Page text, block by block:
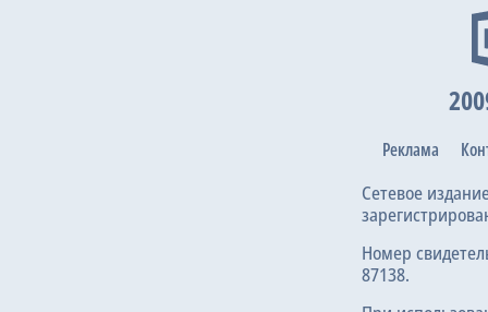
Реклама
Сетевое
Номер
87138.